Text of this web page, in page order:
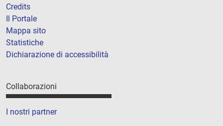
Credits
Il Portale
Mappa sito
Statistiche
Dichiarazione di accessibilità
Collaborazioni
I nostri partner